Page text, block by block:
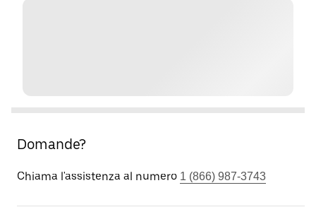
Domande?
Chiama l'assistenza al numero 1 (866) 987-3743